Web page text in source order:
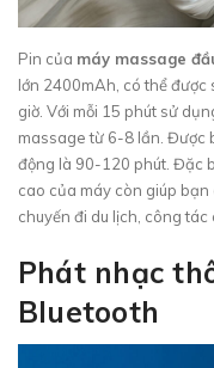
Pin của máy massage
lớn 2400mAh, có thể
giờ. Với mỗi 15 phút sử
massage từ 6-8 lần. Được
động là 90-120 phút. Đặc
cao của máy còn giúp
chuyến đi du lịch, công tác
Phát nhạc
Bluetooth